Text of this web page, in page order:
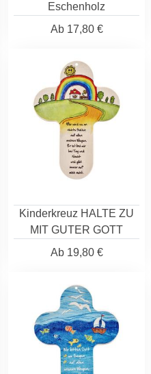
Eschenholz
Ab17,80 €
Kinderkreuz HALTE ZU
MIT GUTER GOTT
Ab19,80 €